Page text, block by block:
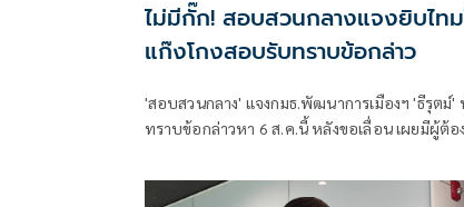
ไม่มีกั๊ก! สอบสวนกลางแจงยิบไท
แก๊งโกงสอบรับทราบข้อกล่าว
'สอบสวนกลาง' แจงกมธ.พัฒนาการเมืองฯ 'ธีรุตม์'
ทราบข้อกล่าวหา 6 ส.ค.นี้ หลังขอเลื่อน เผยมีผู้ต้อ
ไปยัง ป.ป.ช. ต่อ